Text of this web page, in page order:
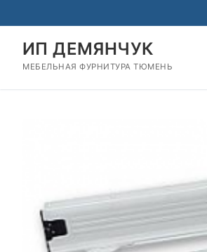
к
содержимому
ИП ДЕМЯНЧУК
МЕБЕЛЬНАЯ ФУРНИТУРА ТЮМЕНЬ